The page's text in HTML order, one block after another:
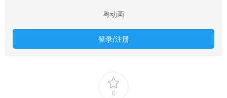
粤动画
登录/注册
0